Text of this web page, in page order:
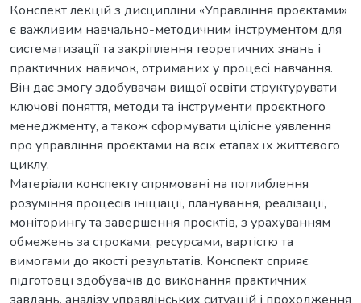
Конспект лекцій з дисципліни «Управління проєктами»
є важливим навчально-методичним інструментом для
систематизації та закріплення теоретичних знань і
практичних навичок, отриманих у процесі навчання.
Він дає змогу здобувачам вищої освіти структурувати
ключові поняття, методи та інструменти проєктного
менеджменту, а також сформувати цілісне уявлення
про управління проєктами на всіх етапах їх життєвого
циклу.
Матеріали конспекту спрямовані на поглиблення
розуміння процесів ініціації, планування, реалізації,
моніторингу та завершення проєктів, з урахуванням
обмежень за строками, ресурсами, вартістю та
вимогами до якості результатів. Конспект сприяє
підготовці здобувачів до виконання практичних